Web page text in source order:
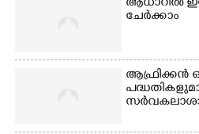
ആധാറിൽ
ചേർക്കാം
ആഫ്രിക്കൻ